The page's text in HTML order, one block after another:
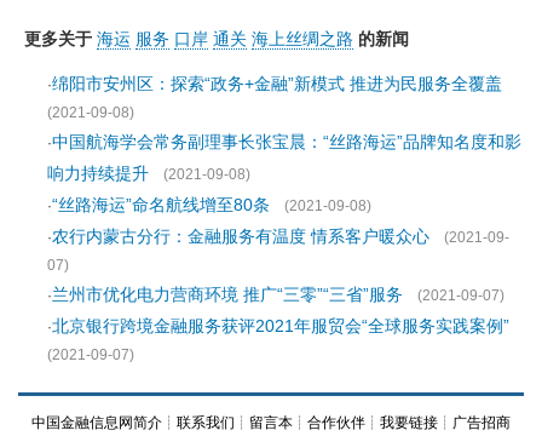
更多关于 海运 服务 口岸 通关 海上丝绸之路 的新闻
·绵阳市安州区：探索“政务+金融”新模式 推进为民服务全覆盖
(2021-09-08)
·中国航海学会常务副理事长张宝晨：“丝路海运”品牌知名度和影
响力持续提升
(2021-09-08)
·“丝路海运”命名航线增至80条
(2021-09-08)
·农行内蒙古分行：金融服务有温度 情系客户暖众心
(2021-09-
07)
·兰州市优化电力营商环境 推广“三零”“三省”服务
(2021-09-07)
·北京银行跨境金融服务获评2021年服贸会“全球服务实践案例”
(2021-09-07)
中国金融信息网简介 ┊ 联系我们 ┊ 留言本 ┊ 合作伙伴 ┊ 我要链接 ┊ 广告招商